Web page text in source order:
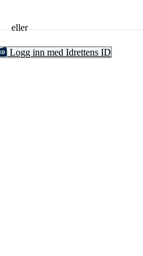
eller
Logg inn med Idrettens ID